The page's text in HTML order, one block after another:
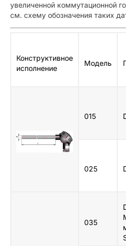
увеличенной коммутационной
см. схему обозначения таких
Конструктивное
исполнение
Модель
015
025
035